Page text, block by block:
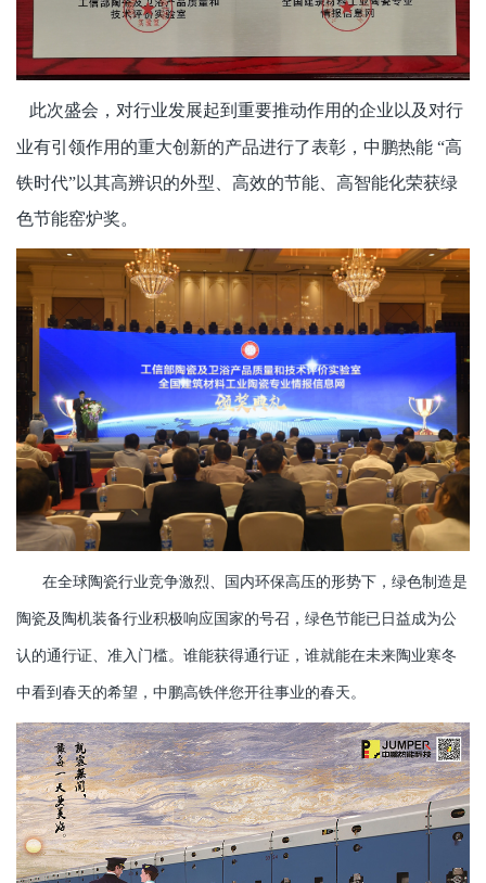
此次盛会，对行业发展起到重要推动作用的企业以及对行
业有引领作用的重大创新的产品进行了表彰，中鹏热能 “高
铁时代”以其高辨识的外型、高效的节能、高智能化荣获绿
色节能窑炉奖。
在全球陶瓷行业竞争激烈、国内环保高压的形势下，绿色制造是
陶瓷及陶机装备行业积极响应国家的号召，绿色节能已日益成为公
认的通行证、准入门槛。谁能获得通行证，谁就能在未来陶业寒冬
中看到春天的希望，中鹏高铁伴您开往事业的春天。